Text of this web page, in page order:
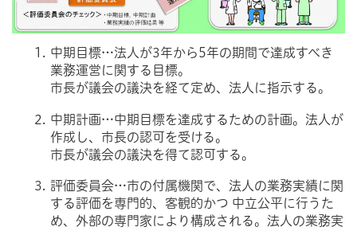
中期目標…法人が3年から5年の期間で達成すべき
業務運営に関する目標。
市長が議会の議決を経て定め、法人に指示する。
中期計画…中期目標を達成するための計画。法人が
作成し、市長の認可を受ける。
市長が議会の議決を得て認可する。
評価委員会…市の付属機関で、法人の業務実績に関
する評価を専門的、客観的かつ 中立公平に行うた
め、外部の専門家により構成される。法人の業務実